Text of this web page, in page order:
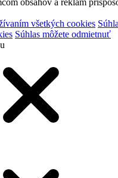
obsahov a reklám
všetkých cookies
Súhlas môžete odmietnuť